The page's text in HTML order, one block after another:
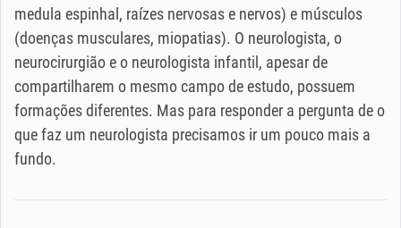
medula espinhal, raízes nervosas e nervos) e músculos
(doenças musculares, miopatias). O neurologista, o
neurocirurgião e o neurologista infantil, apesar de
compartilharem o mesmo campo de estudo, possuem
formações diferentes. Mas para responder a pergunta de o
que faz um neurologista precisamos ir um pouco mais a
fundo.